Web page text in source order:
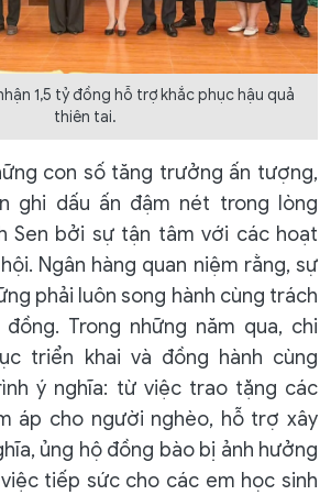
1,5 tỷ đồng hỗ trợ khắc phục hậu quả
thiên tai.
con số tăng trưởng ấn tượng,
ghi dấu ấn đậm nét trong lòng
Sen bởi sự tận tâm với các hoạt
Ngân hàng quan niệm rằng, sự
phải luôn song hành cùng trách
Trong những năm qua, chi
triển khai và đồng hành cùng
ý nghĩa: từ việc trao tặng các
áp cho người nghèo, hỗ trợ xây
ủng hộ đồng bào bị ảnh hưởng
tiếp sức cho các em học sinh